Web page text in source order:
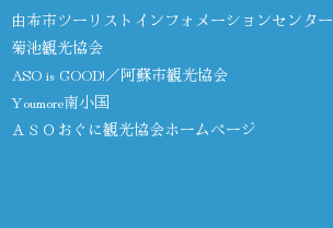
由布市ツーリストインフォメーションセンター
菊池観光協会
ASO is GOOD!／阿蘇市観光協会
Youmore南小国
ＡＳＯおぐに観光協会ホームページ